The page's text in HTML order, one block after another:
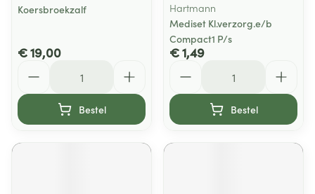
Koersbroekzalf
€ 19,00
Bestel
Hartmann
Mediset Kl.verzorg.e/b
Compact1 P/s
€ 1,49
Bestel